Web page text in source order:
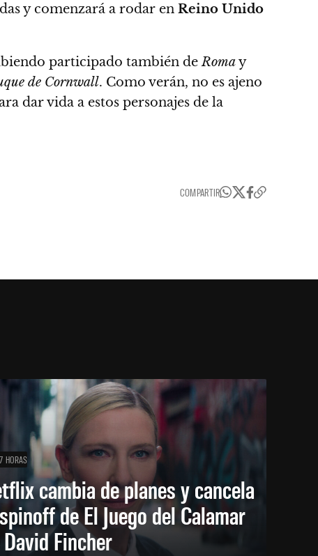
y comenzará a rodar en Reino Unido
participado también deRomay
de Cornwall. Como verán, no es ajeno
dar vida a estos personajes de la
COMPARTIR
HORAS
cambia de planes y cancela
de El Juego del Calamar
Fincher